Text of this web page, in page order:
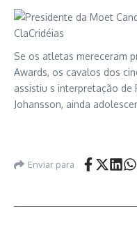
Se os atletas mereceram
Awards, os cavalos dos
assistiu s interpretação
Johansson, ainda
Enviar para